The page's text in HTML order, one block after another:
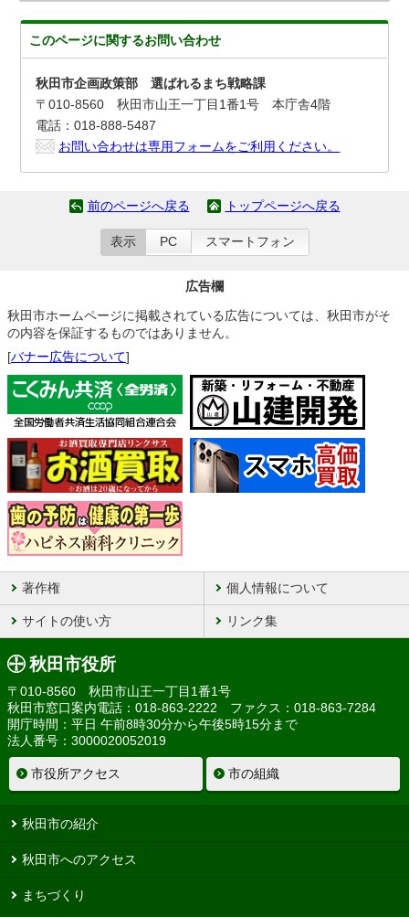
このページに関するお問い合わせ
秋田市企画政策部 選ばれるまち戦略課
〒010-8560 秋田市山王一丁目1番1号 本庁舎4階
電話：018-888-5487
お問い合わせは専用フォームをご利用ください。
前のページへ戻る トップページへ戻る
表示 PC スマートフォン
広告欄
秋田市ホームページに掲載されている広告については、秋田市がそ
の内容を保証するものではありません。
[バナー広告について]
著作権 個人情報について
サイトの使い方 リンク集
秋田市役所
〒010-8560 秋田市山王一丁目1番1号
秋田市窓口案内電話：018-863-2222 ファクス：018-863-7284
開庁時間：平日 午前8時30分から午後5時15分まで
法人番号：3000020052019
市役所アクセス 市の組織
秋田市の紹介
秋田市へのアクセス
まちづくり